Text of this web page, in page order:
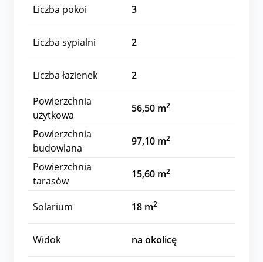
Liczba pokoi 3
Liczba sypialni 2
Liczba łazienek
2
Powierzchnia
użytkowa
56,50 m2
Powierzchnia
budowlana
97,10 m2
Powierzchnia
tarasów
15,60 m2
Solarium 18 m2
Widok na okolicę